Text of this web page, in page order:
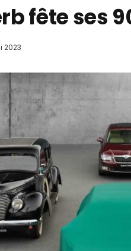
fête ses
2023